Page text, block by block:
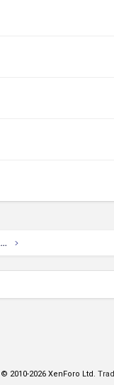
Problèmes de référencement spécifiques à vos sites
© 2010-2026 XenForo Ltd.